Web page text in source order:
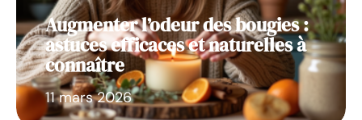
Augmenter l’odeur des bougies :
astuces efficaces et naturelles à
connaître
11 mars 2026